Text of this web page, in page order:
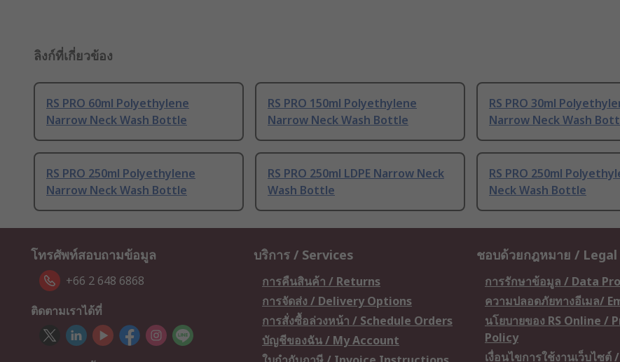
ลิงก์ที่เกี่ยวข้อง
RS PRO 60ml Polyethylene
Narrow Neck Wash Bottle
RS PRO 150ml Polyethylene
Narrow Neck Wash Bottle
RS PRO 30ml
Narrow Neck Wash
RS PRO 250ml Polyethylene
Narrow Neck Wash Bottle
RS PRO 250ml LDPE Narrow Neck
Wash Bottle
RS PRO 250ml
Neck Wash Bottle
โทรศัพท์สอบถามข้อมูล
+66 2 648 6868
ติดตามเราได้ที่
บริการ / Services
การคืนสินค้า / Returns
การจัดส่ง / Delivery Options
การสั่งซื้อล่วงหน้า / Schedule Orders
บัญชีของฉัน / My Account
ชอบด้วยกฎหมาย / Legal
การรักษาข้อมูล / Data
ความปลอดภัยทางอีเมล/
นโยบายของ RS Online /
Policy
เงื่อนไขการใช้งานเว็บไซต์